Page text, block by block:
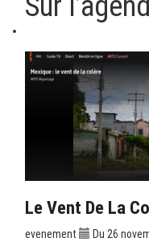
Le Vent De La
evenement
Du 26